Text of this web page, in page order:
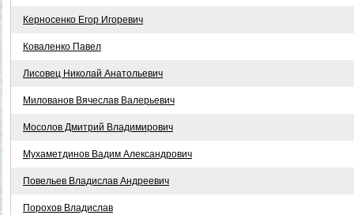
Керносенко Егор Игоревич
Коваленко Павел
Лисовец Николай Анатольевич
Милованов Вячеслав Валерьевич
Мосолов Дмитрий Владимирович
Мухаметдинов Вадим Александрович
Повельев Владислав Андреевич
Порохов Владислав